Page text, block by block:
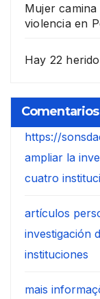
Mujer
violencia en
Hay 22
https://
ampliar la
cuatro
artículos
investigación
instituciones
mais